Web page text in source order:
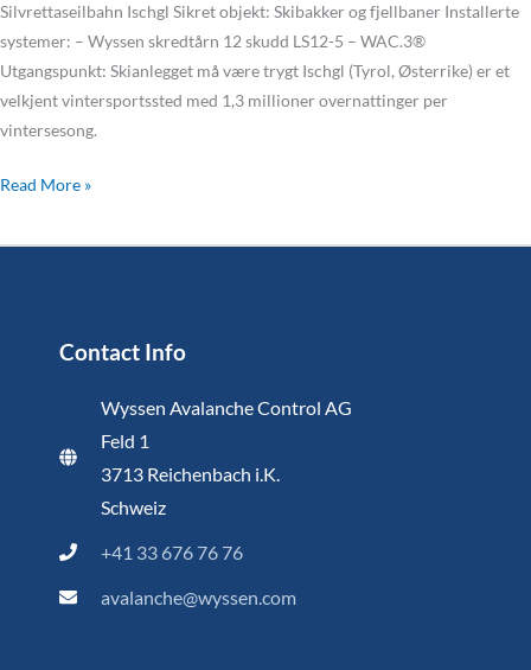
Silvrettaseilbahn Ischgl Sikret objekt: Skibakker og fjellbaner Installerte
systemer: – Wyssen skredtårn 12 skudd LS12-5 – WAC.3®
Utgangspunkt: Skianlegget må være trygt Ischgl (Tyrol, Østerrike) er et
velkjent vintersportssted med 1,3 millioner overnattinger per
vintersesong.
Read More »
Contact Info
Wyssen Avalanche Control AG
Feld 1
3713 Reichenbach i.K.
Schweiz
+41 33 676 76 76
avalanche@wyssen.com